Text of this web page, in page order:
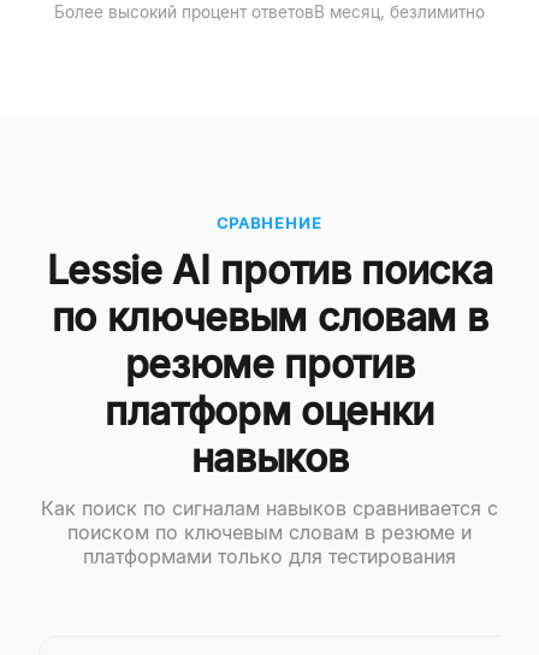
Более высокий процент ответовВ месяц, безлимитно
СРАВНЕНИЕ
Lessie AI против поиска
по ключевым словам в
резюме против
платформ оценки
навыков
Как поиск по сигналам навыков сравнивается с
поиском по ключевым словам в резюме и
платформами только для тестирования